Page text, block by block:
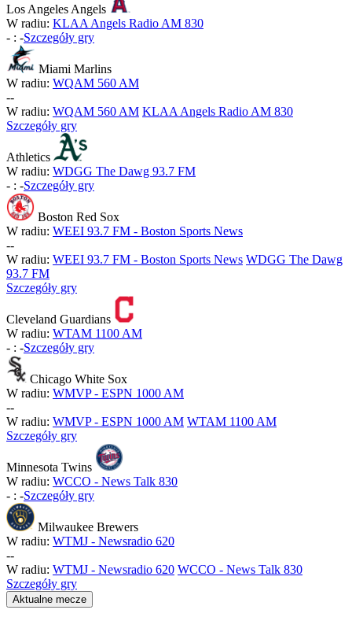
Los Angeles Angels
W radiu: KLAA Angels Radio AM 830
- : -Szczegóły gry
Miami Marlins
W radiu: WQAM 560 AM
--
W radiu: WQAM 560 AM KLAA Angels Radio AM 830
Szczegóły gry
Athletics
W radiu: WDGG The Dawg 93.7 FM
- : -Szczegóły gry
Boston Red Sox
W radiu: WEEI 93.7 FM - Boston Sports News
--
W radiu: WEEI 93.7 FM - Boston Sports News WDGG The Dawg
93.7 FM
Szczegóły gry
Cleveland Guardians
W radiu: WTAM 1100 AM
- : -Szczegóły gry
Chicago White Sox
W radiu: WMVP - ESPN 1000 AM
--
W radiu: WMVP - ESPN 1000 AM WTAM 1100 AM
Szczegóły gry
Minnesota Twins
W radiu: WCCO - News Talk 830
- : -Szczegóły gry
Milwaukee Brewers
W radiu: WTMJ - Newsradio 620
--
W radiu: WTMJ - Newsradio 620 WCCO - News Talk 830
Szczegóły gry
Aktualne mecze